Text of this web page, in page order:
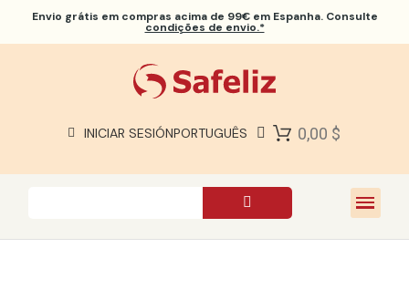
Envio grátis em compras acima de 99€ em Espanha. Consulte
condições de envio.*
INICIAR SESIÓNPORTUGUÊS 0,00 $
SOBRE NÓS